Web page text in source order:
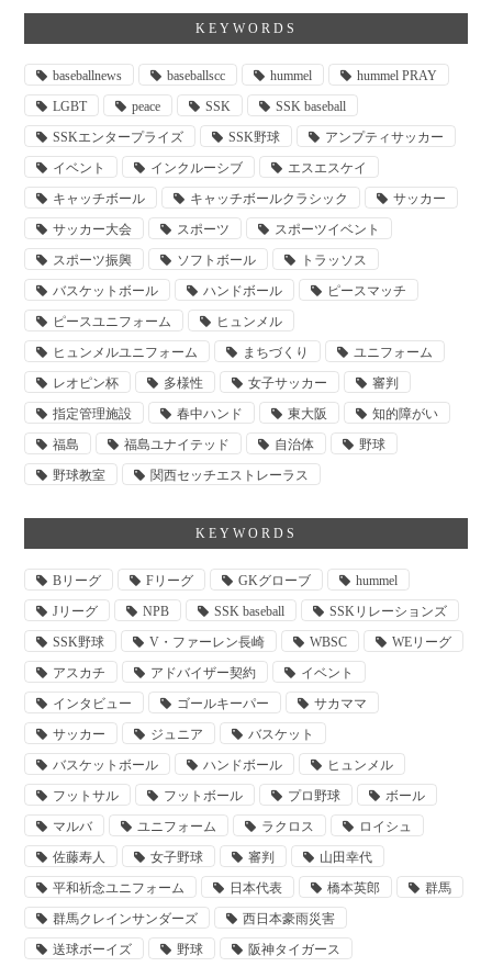
KEYWORDS
baseballnews baseballscc hummel
hummel PRAY
LGBT
peace SSK
SSK baseball
SSKエンタープライズ
SSK野球
アンプティサッカー
イベント
インクルーシブ
エスエスケイ
キャッチボール
キャッチボールクラシック
サッカー
サッカー大会
スポーツ
スポーツイベント
スポーツ振興
ソフトボール
トラッソス
バスケットボール
ハンドボール
ピースマッチ
ピースユニフォーム
ヒュンメル
ヒュンメルユニフォーム
まちづくり
ユニフォーム
レオピン杯
多様性 女子サッカー
審判
指定管理施設
春中ハンド 東大阪
知的障がい
福島
福島ユナイテッド 自治体
野球
野球教室
関西セッチエストレーラス
KEYWORDS
Bリーグ Fリーグ GKグローブ
hummel
Jリーグ
NPB SSK baseball
SSKリレーションズ
SSK野球
V・ファーレン長崎 WBSC
WEリーグ
アスカチ
アドバイザー契約
イベント
インタビュー
ゴールキーパー
サカママ
サッカー
ジュニア
バスケット
バスケットボール
ハンドボール
ヒュンメル
フットサル
フットボール プロ野球
ボール
マルバ
ユニフォーム ラクロス
ロイシュ
佐藤寿人
女子野球 審判
山田幸代
平和祈念ユニフォーム
日本代表 橋本英郎
群馬
群馬クレインサンダーズ
西日本豪雨災害
送球ボーイズ
野球 阪神タイガース